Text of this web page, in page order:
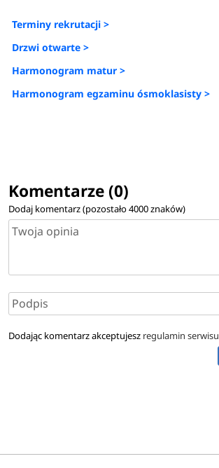
Terminy rekrutacji >
Drzwi otwarte >
Harmonogram matur >
Harmonogram egzaminu ósmoklasisty >
Komentarze (0)
Dodaj komentarz (pozostało4000znaków)
Dodając komentarz akceptujesz regulamin serwisu